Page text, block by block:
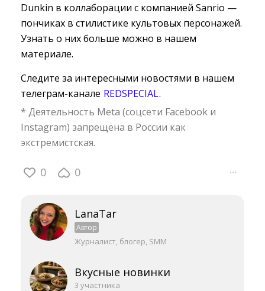
Dunkin в коллаборации с компанией Sanrio —
пончиках в стилистике культовых персонажей.
Узнать о них больше можно в нашем
материале.
Следите за интересными новостями в нашем
телеграм-канале REDSPECIAL.
* Деятельность Meta (соцсети Facebook и
Instagram) запрещена в России как
экстремистская.
0 0 ···
LanaTar
Автор
Журналист, блогер, SMM
Вкусные новинки
3 участника